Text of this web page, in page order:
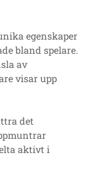
egenskaper
bland spelare.
av
visar upp
det
aktivt i